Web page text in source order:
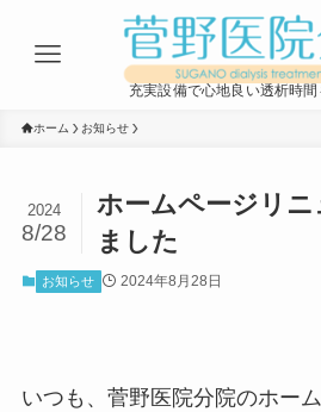
充実設備で心地良い透析時
ホーム お知らせ
ホームページリ
ました
2024
8/28
お知らせ 2024年8月28日
いつも、菅野医院分院のホー